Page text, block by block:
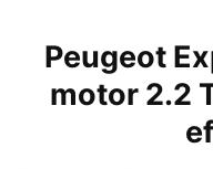
Peugeot
motor 2.2